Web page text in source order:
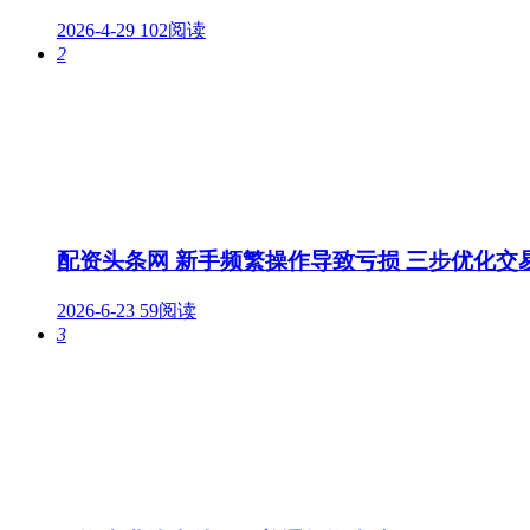
2026-4-29 102阅读
2
配资头条网 新手频繁操作导致亏损 三步优化交
2026-6-23 59阅读
3